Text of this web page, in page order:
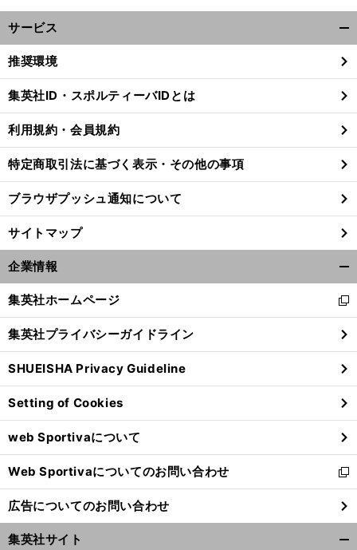
サービス
閉
る
推奨環境
集英社ID・スポルティーバIDとは
利用規約・会員規約
特定商取引法に基づく表示・その他の事項
ブラウザプッシュ通知について
サイトマップ
企業情報
閉
る
集英社ホームページ
新
し
い
ウ
ィ
ン
ド
ウ
で
開
く
集英社プライバシーガイドライン
SHUEISHA Privacy Guideline
Setting of Cookies
web Sportivaについて
Web Sportivaについてのお問い合わせ
新
し
い
ウ
ィ
広告についてのお問い合わせ
集英社サイト